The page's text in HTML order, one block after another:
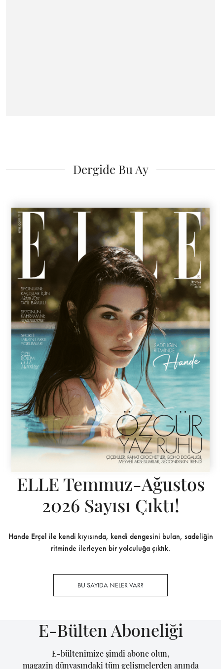
Dergide Bu Ay
ELLE Temmuz-Ağustos
2026 Sayısı Çıktı!
Hande Erçel ile kendi kıyısında, kendi dengesini bulan, sadeliğin
ritminde ilerleyen bir yolculuğa çıktık.
BU SAYIDA NELER VAR?
E-Bülten Aboneliği
E-bültenimize şimdi abone olun,
magazin dünyasındaki tüm gelişmelerden anında